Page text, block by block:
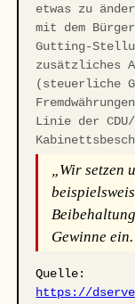
etwas zu
mit dem
Gutting-
zusätzliches
(steuerliche
Linie der CDU/
„Wir
Gewinne
Quelle:
https://